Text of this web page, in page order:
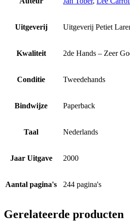
Uitgeverij Uitgeverij Petiet
Kwaliteit 2de Hands – Zeer
Conditie Tweedehands
Bindwijze Paperback
Taal Nederlands
Jaar Uitgave 2000
Aantal pagina's 244 pagina's
Gerelateerde producten